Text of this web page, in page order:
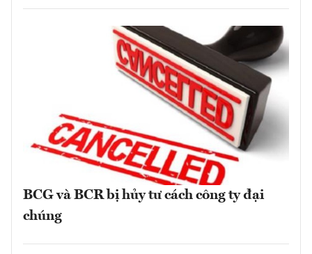
BCG và BCR bị hủy tư cách công ty đại
chúng